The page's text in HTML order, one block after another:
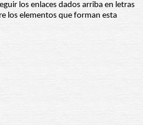
los enlaces dados arriba en letras
los elementos que forman esta